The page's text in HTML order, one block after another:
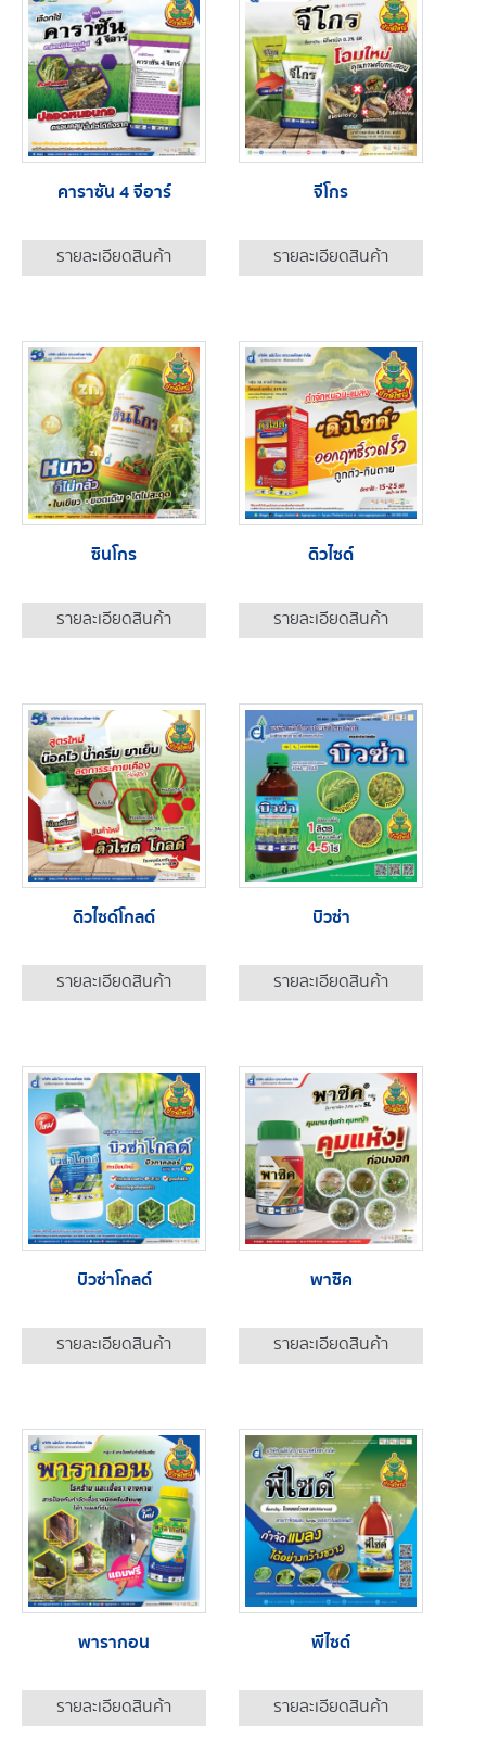
คาราซัน 4 จีอาร์
รายละเอียดสินค้า
จีโกร
รายละเอียดสินค้า
ซินโกร
รายละเอียดสินค้า
ดิวไซด์
รายละเอียดสินค้า
ดิวไซด์โกลด์
รายละเอียดสินค้า
บิวซ่า
รายละเอียดสินค้า
บิวซ่าโกลด์
รายละเอียดสินค้า
พาซิค
รายละเอียดสินค้า
พารากอน
รายละเอียดสินค้า
พีไซด์
รายละเอียดสินค้า